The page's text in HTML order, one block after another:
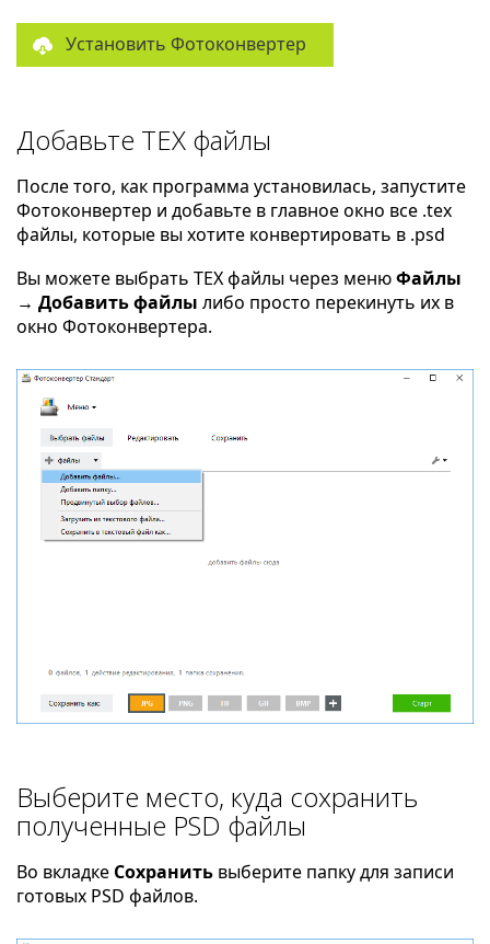
Установить Фотоконвертер
Добавьте TEX файлы
После того, как программа установилась, запустите
Фотоконвертер и добавьте в главное окно все .tex
файлы, которые вы хотите конвертировать в .psd
Вы можете выбрать TEX файлы через менюФайлы
→ Добавить файлы либо просто перекинуть их в
окно Фотоконвертера.
Выберите место, куда сохранить
полученные PSD файлы
Во вкладке Сохранить выберите папку для записи
готовых PSD файлов.